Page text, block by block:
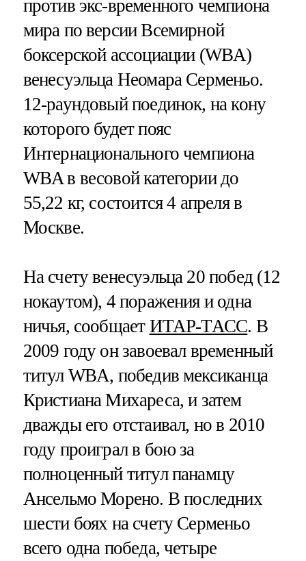
против экс-временного чемпиона
мира по версии Всемирной
боксерской ассоциации (WBA)
венесуэльца Неомара Серменьо.
12-раундовый поединок, на кону
которого будет пояс
Интернационального чемпиона
WBA в весовой категории до
55,22 кг, состоится 4 апреля в
Москве.
На счету венесуэльца 20 побед (12
нокаутом), 4 поражения и одна
ничья, сообщает ИТАР-ТАСС. В
2009 году он завоевал временный
титул WBA, победив мексиканца
Кристиана Михареса, и затем
дважды его отстаивал, но в 2010
году проиграл в бою за
полноценный титул панамцу
Ансельмо Морено. В последних
шести боях на счету Серменьо
всего одна победа, четыре